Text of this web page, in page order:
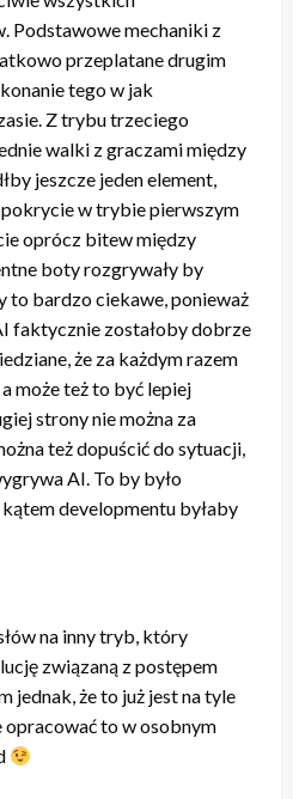
Podstawowe mechaniki z
przeplatane drugim
tego w jak
Z trybu trzeciego
walki z graczami między
jeszcze jeden element,
w trybie pierwszym
oprócz bitew między
boty rozgrywały by
to bardzo ciekawe, ponieważ
faktycznie zostałoby dobrze
że za każdym razem
może też to być lepiej
strony nie można za
też dopuścić do sytuacji,
AI. To by było
developmentu byłaby
na inny tryb, który
związaną z postępem
jednak, że to już jest na tyle
opracować to w osobnym